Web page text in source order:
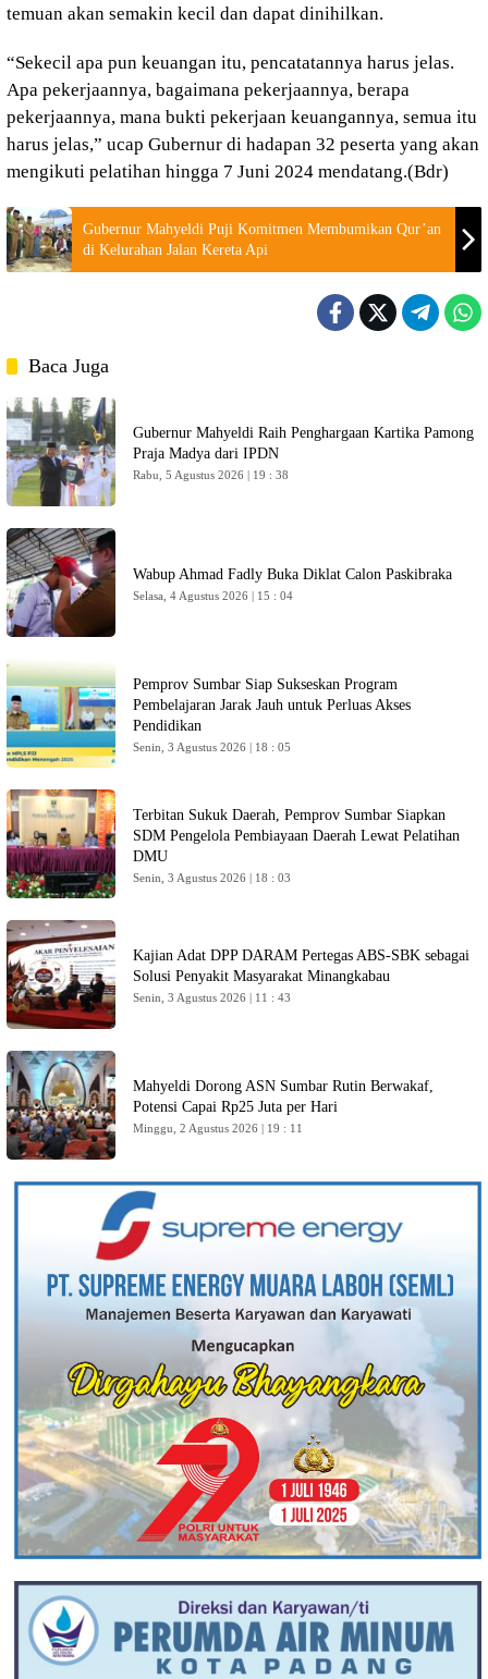
temuan akan semakin kecil dan dapat dinihilkan.
“Sekecil apa pun keuangan itu, pencatatannya harus jelas.
Apa pekerjaannya, bagaimana pekerjaannya, berapa
pekerjaannya, mana bukti pekerjaan keuangannya, semua itu
harus jelas,” ucap Gubernur di hadapan 32 peserta yang akan
mengikuti pelatihan hingga 7 Juni 2024 mendatang.(Bdr)
Gubernur Mahyeldi Puji Komitmen Membumikan Qur’an
di Kelurahan Jalan Kereta Api
Baca Juga
Gubernur Mahyeldi Raih Penghargaan Kartika Pamong
Praja Madya dari IPDN
Rabu, 5 Agustus 2026 | 19 : 38
Wabup Ahmad Fadly Buka Diklat Calon Paskibraka
Selasa, 4 Agustus 2026 | 15 : 04
Pemprov Sumbar Siap Sukseskan Program
Pembelajaran Jarak Jauh untuk Perluas Akses
Pendidikan
Senin, 3 Agustus 2026 | 18 : 05
Terbitan Sukuk Daerah, Pemprov Sumbar Siapkan
SDM Pengelola Pembiayaan Daerah Lewat Pelatihan
DMU
Senin, 3 Agustus 2026 | 18 : 03
Kajian Adat DPP DARAM Pertegas ABS-SBK sebagai
Solusi Penyakit Masyarakat Minangkabau
Senin, 3 Agustus 2026 | 11 : 43
Mahyeldi Dorong ASN Sumbar Rutin Berwakaf,
Potensi Capai Rp25 Juta per Hari
Minggu, 2 Agustus 2026 | 19 : 11